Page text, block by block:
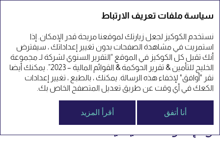
التقرير السنوي 23'
القاعدة الثانية: التحديد
السليم للمهام والمسؤوليات
3. نبذه عن التحديد السليم لمهام
ومسؤوليات مجلس الإدارة
والإدارة التنفيذية
سياسة ملفات تعريف الارتباط
نستخدم الكوكيز لجعل زيارتك لموقعنا مريحة قدر الإمكان. إذا
استمريت في مشاهدة الصفحات بدون تغيير إعداداتك ، سيفترض
أنك تقبل كل الكوكيز في الموقع “التقرير السنوي لشركة لـ مجموعة
الخليج للتأمين & تقرير الحوكمة & القوائم المالية – 2023”. يمكنك أيضا
نقر "أوافق" لإخفاء هذه الرسالة. يمكنك ، بالطبع ، تغيير إعدادات
الكعك في أي وقت عن طريق تعديل المتصفح الخاص بك.
أنا أتفق أقرأ المزيد